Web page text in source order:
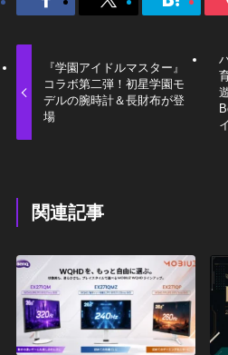
『学園アイドルマスター』
コラボ第二弾！初星学園モ
デルの腕時計＆長財布が登
場
関連記事